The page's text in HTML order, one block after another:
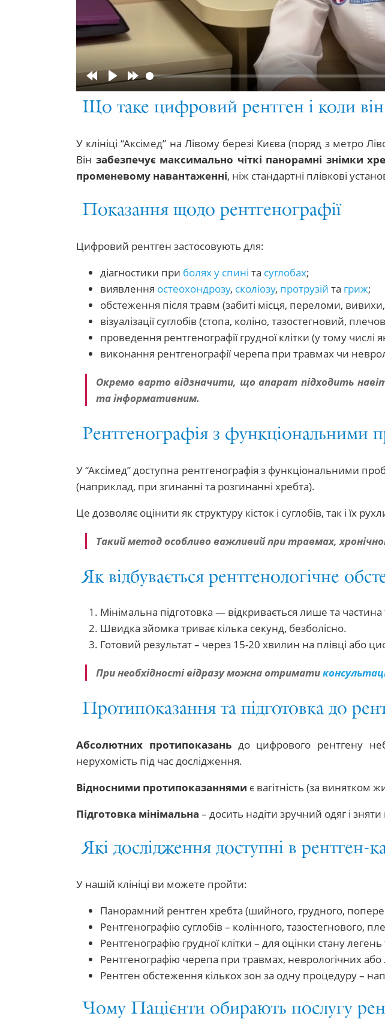
Rewind
10s
Play Forward
10s
Що таке цифровий рентген і коли
У клініці “Аксімед” на Лівому березі Києва (поряд з метро
Він забезпечує максимально чіткі панорамні знімки
променевому навантаженні, ніж стандартні плівкові
Показання щодо рентгенографії
Цифровий рентген застосовують для:
діагностики при болях у спині та суглобах;
виявлення остеохондрозу, сколіозу, протрузій та гриж;
обстеження після травм (забиті місця, переломи,
візуалізації суглобів (стопа, коліно, тазостегновий,
проведення рентгенографії грудної клітки (у тому числі
виконання рентгенографії черепа при травмах чи
Окремо варто відзначити, що апарат підходить
та інформативним.
Рентгенографія з функціональними
У “Аксімед” доступна рентгенографія з функціональними
(наприклад, при згинанні та розгинанні хребта).
Це дозволяє оцінити як структуру кісток і суглобів, так і їх
Такий метод особливо важливий при травмах,
Як відбувається рентгенологічне
Мінімальна підготовка — відкривається лише та частина
Швидка зйомка триває кілька секунд, безболісно.
Готовий результат – через 15-20 хвилин на плівці або
При необхідності відразу можна отримати
Протипоказання та підготовка до
Абсолютних протипоказаньдо цифрового рентгену
нерухомість під час дослідження.
Відносними протипоказаннями є вагітність (за винятком
Підготовка мінімальна – досить надіти зручний одяг і
Які дослідження доступні в рентген-
У нашій клініці ви можете пройти:
Панорамний рентген хребта (шийного, грудного,
Рентгенографію суглобів – колінного, тазостегнового,
Рентгенографію грудної клітки – для оцінки стану
Рентгенографію черепа при травмах, неврологічних
Рентген обстеження кількох зон за одну процедуру –
Чому Пацієнти обирають послугу